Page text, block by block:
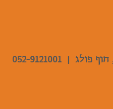
052-9121001